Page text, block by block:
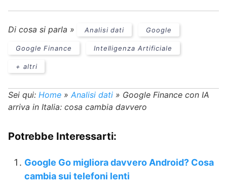
Di cosa si parla » Analisi dati Google
Google Finance Intelligenza Artificiale
+ altri
Sei qui: Home » Analisi dati » Google Finance con IA
arriva in Italia: cosa cambia davvero
Potrebbe Interessarti:
Google Go migliora davvero Android? Cosa
cambia sui telefoni lenti